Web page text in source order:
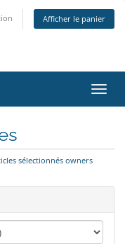
Afficher le panier
la
sélectionnés owners